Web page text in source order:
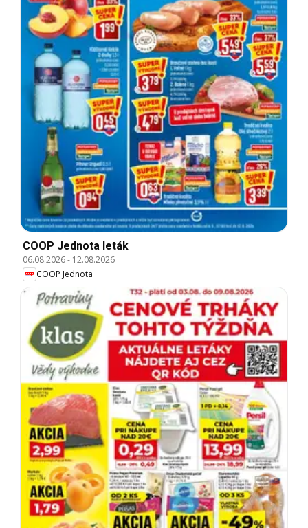
COOP Jednota leták
06.08.2026- 12.08.2026
COOP Jednota